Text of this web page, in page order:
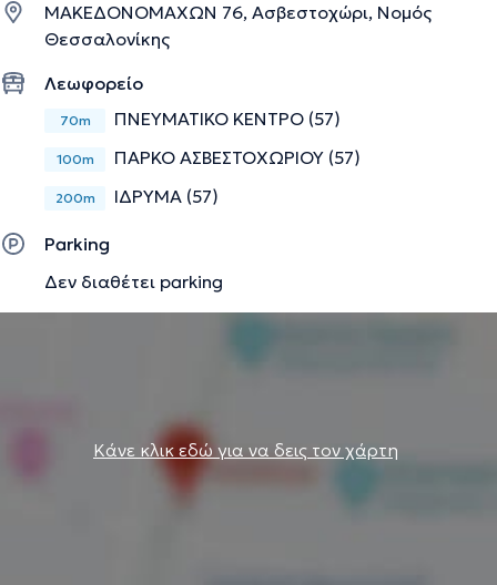
ΜΑΚΕΔΟΝΟΜΑΧΩΝ 76, Ασβεστοχώρι, Νομός
Θεσσαλονίκης
Λεωφορείο
70m ΠΝΕΥΜΑΤΙΚΟ ΚΕΝΤΡΟ (57)
100m ΠΑΡΚΟ ΑΣΒΕΣΤΟΧΩΡΙΟΥ (57)
200m ΙΔΡΥΜΑ (57)
Parking
Δεν διαθέτει parking
Κάνε κλικ εδώ για να δεις τον χάρτη